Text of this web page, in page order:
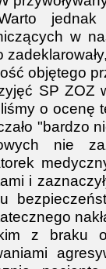
w
objętego
SP ZOZ
o ocenę
"bardzo
nie
i
z braku